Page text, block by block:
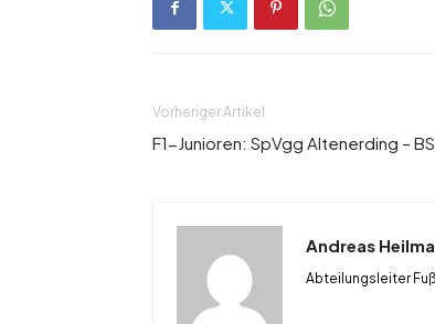
Vorheriger Artikel
F1-Junioren: SpVgg Altenerding –
Andreas
Abteilungsleiter